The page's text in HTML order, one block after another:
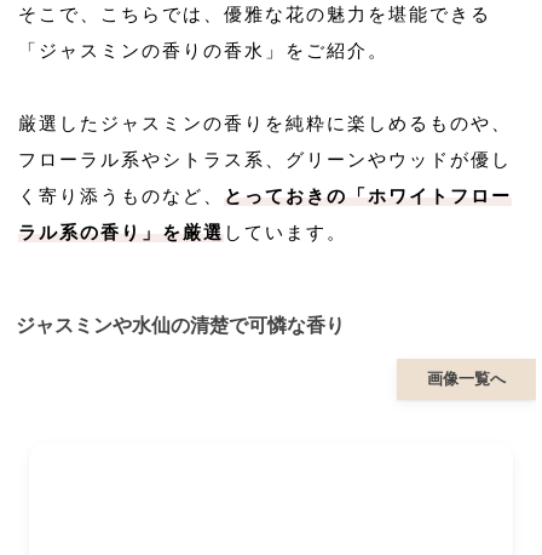
そこで、こちらでは、優雅な花の魅力を堪能できる
「ジャスミンの香りの香水」をご紹介。
厳選したジャスミンの香りを純粋に楽しめるものや、
フローラル系やシトラス系、グリーンやウッドが優し
く寄り添うものなど、
とっておきの「ホワイトフロー
ラル系の香り」を厳選 しています。
ジャスミンや水仙の清楚で可憐な香り
画像一覧へ